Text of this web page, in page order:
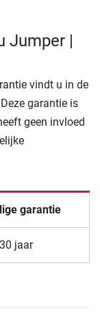
Jumper |
vindt u in de
garantie is
geen invloed
garantie
30 jaar